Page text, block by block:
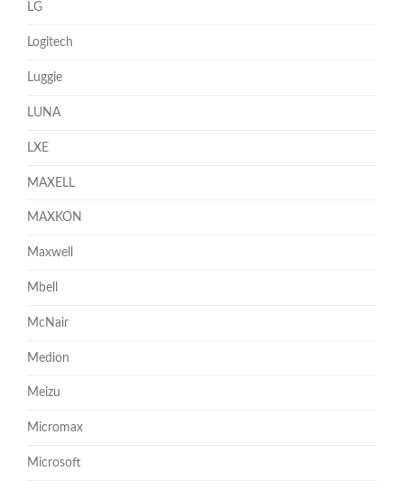
LG
Logitech
Luggie
LUNA
LXE
MAXELL
MAXKON
Maxwell
Mbell
McNair
Medion
Meizu
Micromax
Microsoft